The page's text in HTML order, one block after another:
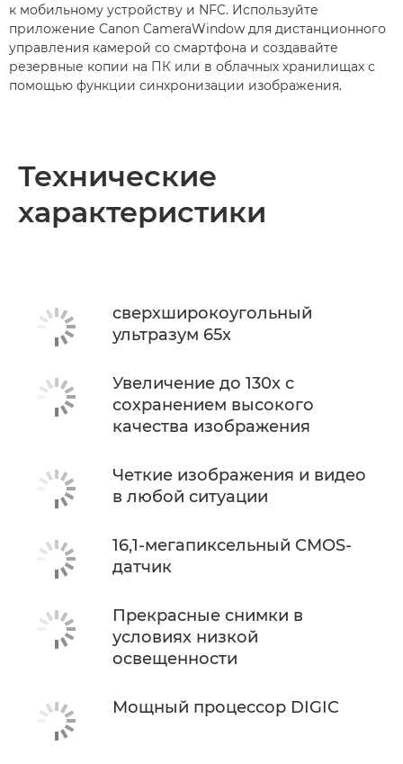
к мобильному устройству и NFC. Используйте
приложение Canon CameraWindow для дистанционного
управления камерой со смартфона и создавайте
резервные копии на ПК или в облачных хранилищах с
помощью функции синхронизации изображения.
Технические
характеристики
сверхширокоугольный
ультразум 65x
Увеличение до 130x с
сохранением высокого
качества изображения
Четкие изображения и видео
в любой ситуации
16,1-мегапиксельный CMOS-
датчик
Прекрасные снимки в
условиях низкой
освещенности
Мощный процессор DIGIC